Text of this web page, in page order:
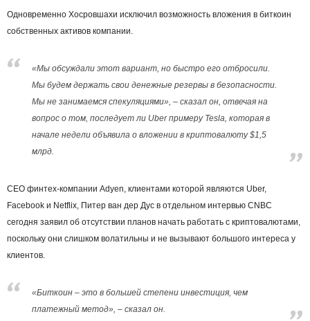
Одновременно Хосровшахи исключил возможность вложения в биткоин
собственных активов компании.
«Мы обсуждали этот вариант, но быстро его отбросили.
Мы будем держать свои денежные резервы в безопасности.
Мы не занимаемся спекуляциями», – сказал он, отвечая на
вопрос о том, последует ли Uber примеру Tesla, которая в
начале недели объявила о вложении в криптовалюту $1,5
млрд.
CEO финтех-компании Adyen, клиентами которой являются Uber,
Facebook и Netflix, Питер ван дер Дус в отдельном интервью CNBC
сегодня заявил об отсутствии планов начать работать с криптовалютами,
поскольку они слишком волатильны и не вызывают большого интереса у
клиентов.
«Биткоин – это в большей степени инвестиция, чем
платежный метод», – сказал он.